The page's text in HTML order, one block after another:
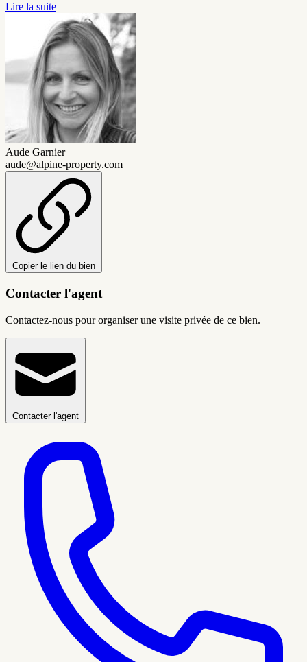
Lire la suite
Aude Garnier
aude@alpine-property.com
Copier le lien du bien
Contacter l'agent
Contactez-nous pour organiser une visite privée de ce bien.
Contacter l'agent